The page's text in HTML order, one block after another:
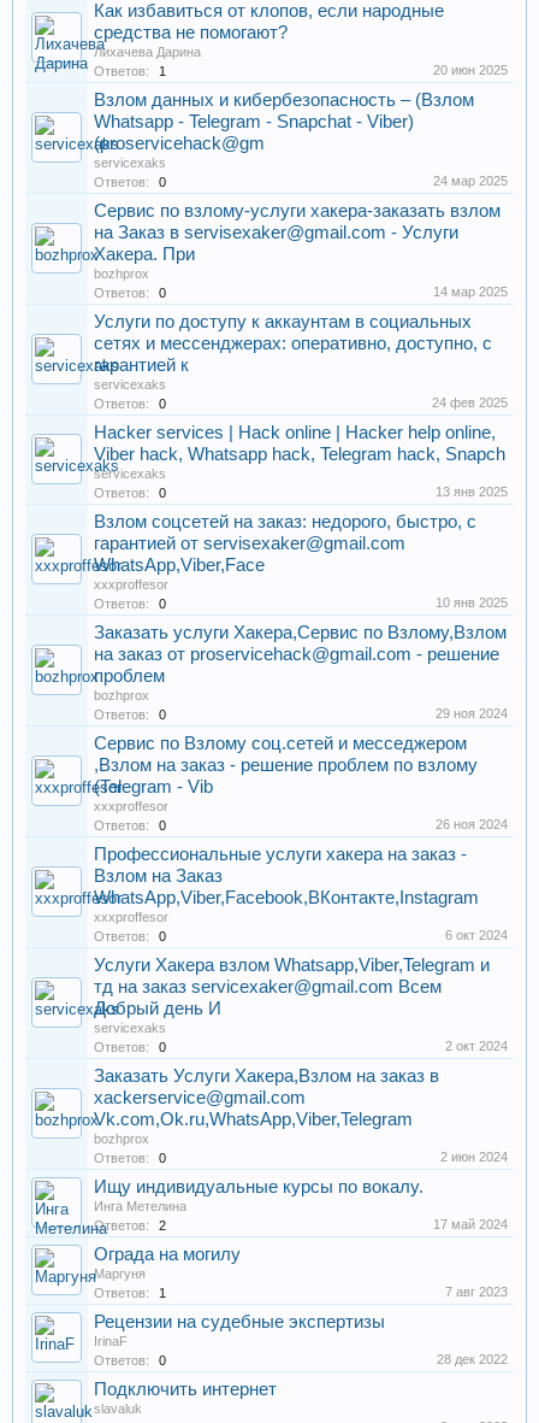
Как избавиться от клопов, если народные
средства не помогают?
Лихачева Дарина
Ответов:
1 20 июн 2025
Взлом данных и кибербезопасность – (Взлом
Whatsapp - Telegram - Snapchat - Viber)
(proservicehack@gm
servicexaks
Ответов:
0 24 мар 2025
Сервис по взлому-услуги хакера-заказать взлом
на Заказ в servisexaker@gmail.com - Услуги
Хакера. При
bozhprox
Ответов:
0 14 мар 2025
Услуги по доступу к аккаунтам в социальных
сетях и мессенджерах: оперативно, доступно, с
гарантией к
servicexaks
Ответов:
0 24 фев 2025
Hacker services | Hack online | Hacker help online,
Viber hack, Whatsapp hack, Telegram hack, Snapch
servicexaks
Ответов:
0 13 янв 2025
Взлом соцсетей на заказ: недорого, быстро, с
гарантией от servisexaker@gmail.com
WhatsApp,Viber,Face
xxxproffesor
Ответов:
0 10 янв 2025
Заказать услуги Хакера,Сервис по Взлому,Взлом
на заказ от proservicehack@gmail.com - решение
проблем
bozhprox
Ответов:
0 29 ноя 2024
Сервис по Взлому соц.сетей и месседжером
,Взлом на заказ - решение проблем по взлому
(Telegram - Vib
xxxproffesor
Ответов:
0 26 ноя 2024
Профессиональные услуги хакера на заказ -
Взлом на Заказ
WhatsApp,Viber,Facebook,ВКонтакте,Instagram
xxxproffesor
Ответов:
0 6 окт 2024
Услуги Хакера взлом Whatsapp,Viber,Telegram и
тд на заказ servicexaker@gmail.com Всем
Добрый день И
servicexaks
Ответов:
0 2 окт 2024
Заказать Услуги Хакера,Взлом на заказ в
xackerservice@gmail.com
Vk.com,Ok.ru,WhatsApp,Viber,Telegram
bozhprox
Ответов:
0 2 июн 2024
Ищу индивидуальные курсы по вокалу.
Инга Метелина
Ответов:
2 17 май 2024
Ограда на могилу
Маргуня
Ответов:
1 7 авг 2023
Рецензии на судебные экспертизы
IrinaF
Ответов:
0 28 дек 2022
Подключить интернет
slavaluk